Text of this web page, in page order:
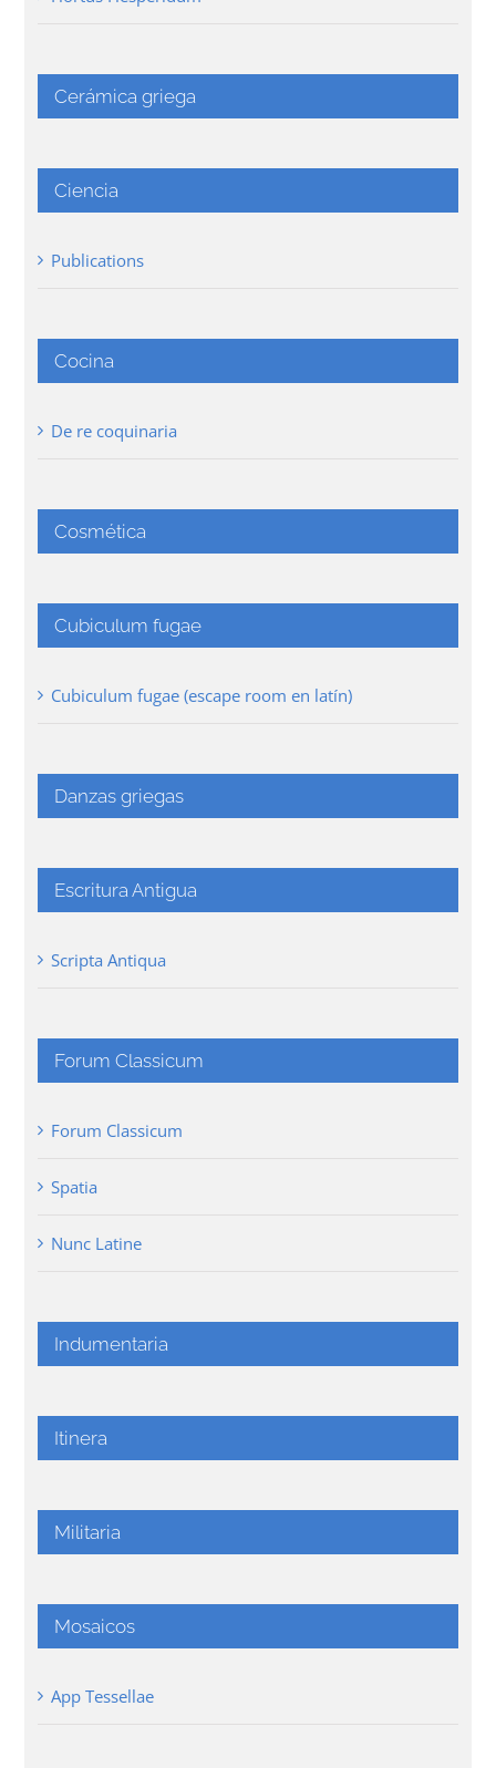
Cerámica griega
Ciencia
Publications
Cocina
De re coquinaria
Cosmética
Cubiculum fugae
Cubiculum fugae (escape room en latín)
Danzas griegas
Escritura Antigua
Scripta Antiqua
Forum Classicum
Forum Classicum
Spatia
Nunc Latine
Indumentaria
Itinera
Militaria
Mosaicos
App Tessellae